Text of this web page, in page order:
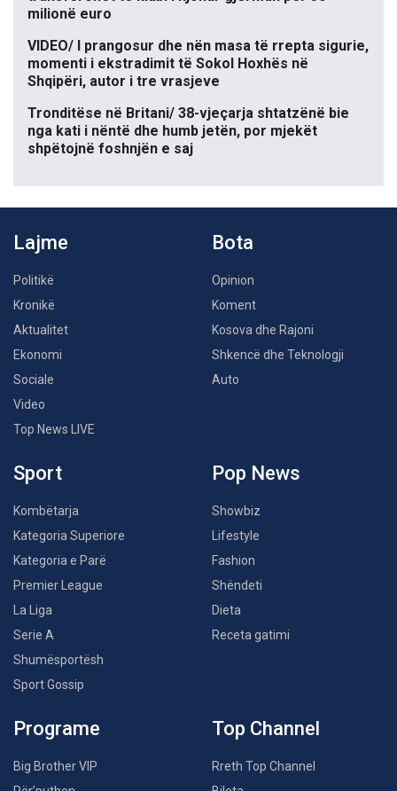
milionë euro
VIDEO/ I prangosur dhe nën masa të rrepta sigurie,
momenti i ekstradimit të Sokol Hoxhës në
Shqipëri, autor i tre vrasjeve
Tronditëse në Britani/ 38-vjeçarja shtatzënë bie
nga kati i nëntë dhe humb jetën, por mjekët
shpëtojnë foshnjën e saj
Lajme
Politikë
Kronikë
Aktualitet
Ekonomi
Sociale
Video
Top News LIVE
Bota
Opinion
Koment
Kosova dhe Rajoni
Shkencë dhe Teknologji
Auto
Sport
Kombëtarja
Kategoria Superiore
Kategoria e Parë
Premier League
La Liga
Serie A
Shumësportësh
Sport Gossip
Pop News
Showbiz
Lifestyle
Fashion
Shëndeti
Dieta
Receta gatimi
Programe
Big Brother VIP
Top Channel
Rreth Top Channel